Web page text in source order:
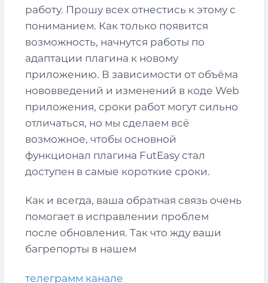
работу. Прошу всех отнестись к этому с
пониманием. Как только появится
возможность, начнутся работы по
адаптации плагина к новому
приложению. В зависимости от объёма
нововведений и изменений в коде Web
приложения, сроки работ могут сильно
отличаться, но мы сделаем всё
возможное, чтобы основной
функционал плагина FutEasy стал
доступен в самые короткие сроки.
Как и всегда, ваша обратная связь очень
помогает в исправлении проблем
после обновления. Так что жду ваши
багрепорты в нашем
телеграмм канале